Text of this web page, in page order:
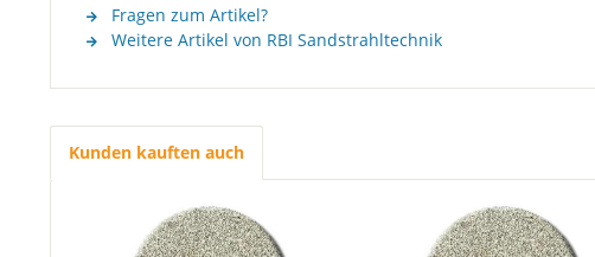
Fragen zum Artikel?
Weitere Artikel von RBI Sandstrahltechnik
Kunden kauften auch